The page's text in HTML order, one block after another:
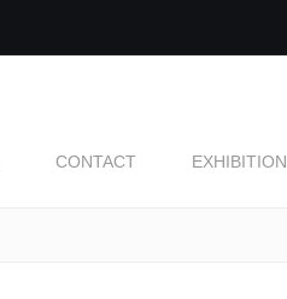
CONTACT EXHIBITION